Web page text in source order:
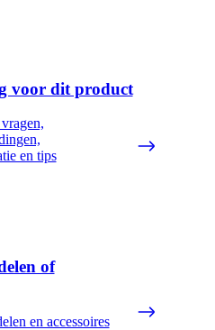
voor dit product
en tips
of
en accessoires